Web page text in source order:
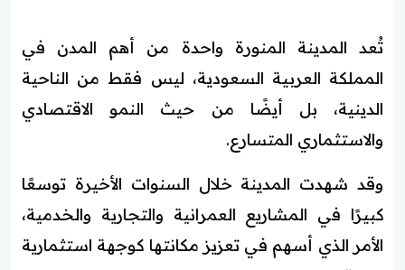
تُعد المدينة المنورة واحدة من أهم المدن في
المملكة العربية السعودية، ليس فقط من الناحية
الدينية، بل أيضًا من حيث النمو الاقتصادي
والاستثماري المتسارع.
وقد شهدت المدينة خلال السنوات الأخيرة توسعًا
كبيرًا في المشاريع العمرانية والتجارية والخدمية،
الأمر الذي أسهم في تعزيز مكانتها كوجهة استثمارية